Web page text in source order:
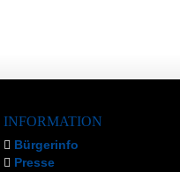
INFORMATION
Bürgerinfo
Presse